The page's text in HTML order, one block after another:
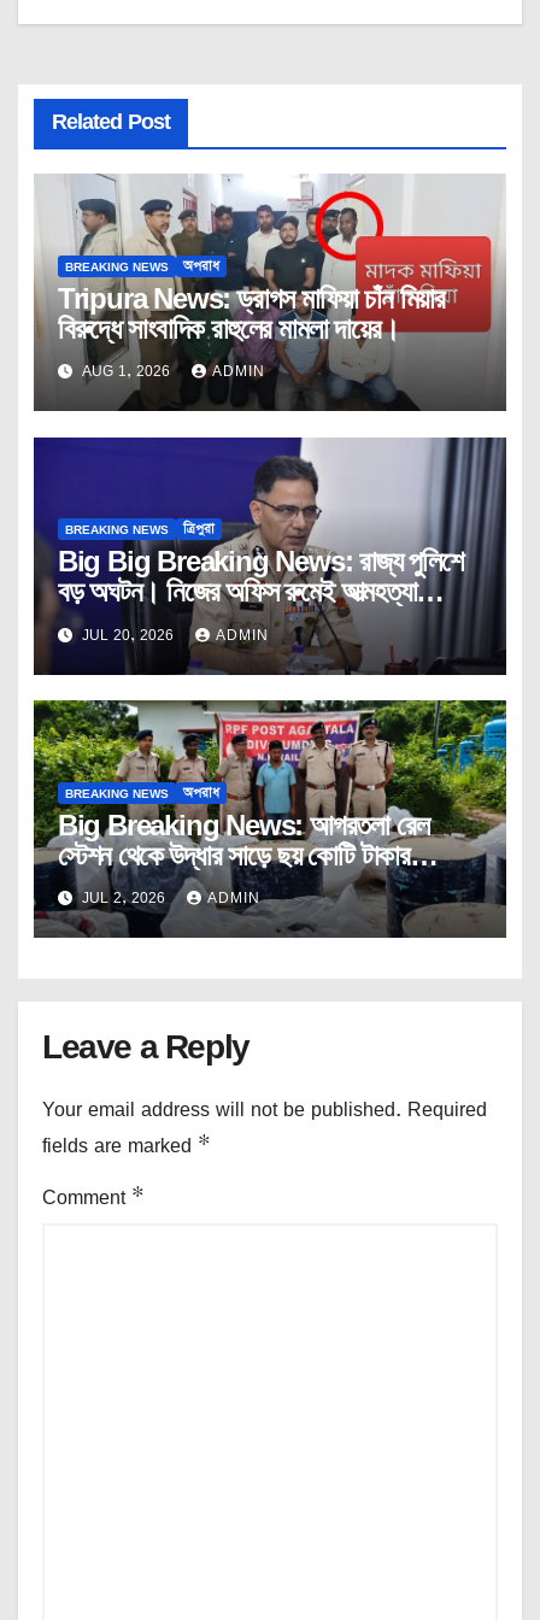
Related Post
BREAKING NEWS অপরাধ
Tripura News: ড্রাগস মাফিয়া চাঁন মিয়ার
বিরুদ্ধে সাংবাদিক রাহুলের মামলা দায়ের।
AUG 1, 2026 ADMIN
BREAKING NEWS ত্রিপুরা
Big Big Breaking News: রাজ্য পুলিশে
বড় অঘটন। নিজের অফিস রুমেই আত্মহত্যা
ডিজিপি আইপিএস অনুরাগ ধ্যানকরের।
Tripura।Police।DGP।IPS।
Anurag।Dhyankar।Janatar।
Mashal।
JUL 20, 2026 ADMIN
BREAKING NEWS অপরাধ
Big Breaking News: আগরতলা রেল
স্টেশন থেকে উদ্ধার সাড়ে ছয় কোটি টাকার
“এসকফ” কফ সিরাপের চালান। ধৃত এক যুবক।
JUL 2, 2026 ADMIN
Leave a Reply
Your email address will not be published. Required
fields are marked *
Comment *